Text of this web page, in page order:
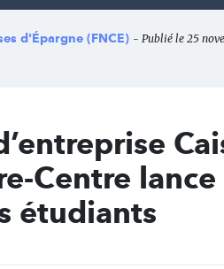
d'Épargne (FNCE) - Publié le 25
Centre lance
étudiants